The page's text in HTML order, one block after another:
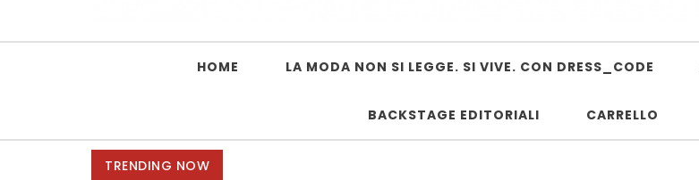
HOME LA MODA NON SI LEGGE. SI VIVE. CON DRESS_CODE
BACKSTAGE EDITORIALI CARRELLO
TRENDING NOW